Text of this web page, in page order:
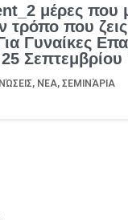
μέρες που
τρόπο που ζεις
Γυναίκες
Σεπτεμβρίου
ΝΈΑ ΣΕΜΙΝΆΡΙΑ